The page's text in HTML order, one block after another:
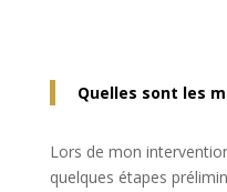
Quelles sont les
Lors de mon
quelques étapes